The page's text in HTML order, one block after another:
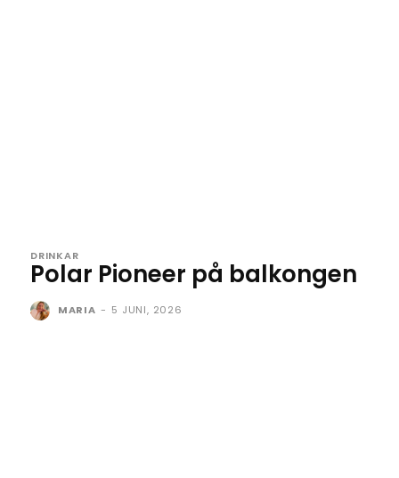
DRINKAR
Polar Pioneer på balkongen
MARIA - 5 JUNI, 2026